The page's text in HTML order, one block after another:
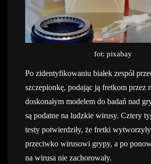
fot: pixabay
Po zidentyfikowaniu białek zespół
szczepionkę, podając ją fretkom przez
doskonałym modelem do badań nad
są podatne na ludzkie wirusy. Cztery
testy potwierdziły, że fretki
przeciwko wirusowi grypy, a po
na wirusa nie zachorowały.